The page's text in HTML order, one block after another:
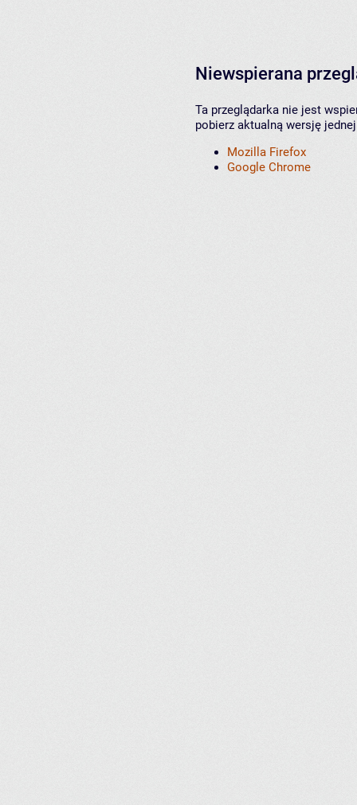
Niewspierana
Ta przeglądarka nie jest
pobierz aktualną wersję
Mozilla Firefox
Google Chrome